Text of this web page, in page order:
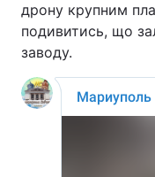
дрону крупним
подивитись, що
заводу.